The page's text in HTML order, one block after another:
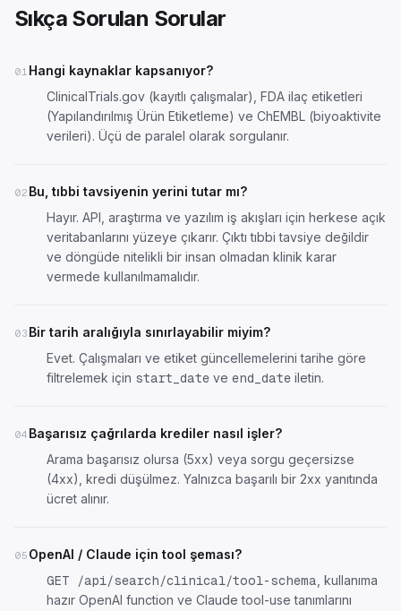
Sıkça Sorulan Sorular
01 Hangi kaynaklar kapsanıyor?
ClinicalTrials.gov (kayıtlı çalışmalar), FDA ilaç etiketleri
(Yapılandırılmış Ürün Etiketleme) ve ChEMBL (biyoaktivite
verileri). Üçü de paralel olarak sorgulanır.
02 Bu, tıbbi tavsiyenin yerini tutar mı?
Hayır. API, araştırma ve yazılım iş akışları için herkese açık
veritabanlarını yüzeye çıkarır. Çıktı tıbbi tavsiye değildir
ve döngüde nitelikli bir insan olmadan klinik karar
vermede kullanılmamalıdır.
03 Bir tarih aralığıyla sınırlayabilir miyim?
Evet. Çalışmaları ve etiket güncellemelerini tarihe göre
filtrelemek için start_date ve end_date iletin.
04 Başarısız çağrılarda krediler nasıl işler?
Arama başarısız olursa (5xx) veya sorgu geçersizse
(4xx), kredi düşülmez. Yalnızca başarılı bir 2xx yanıtında
ücret alınır.
05 OpenAI / Claude için tool şeması?
GET /api/search/clinical/tool-schema , kullanıma
hazır OpenAI function ve Claude tool-use tanımlarını